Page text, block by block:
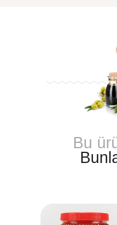
arasında yer alır.
edebilir,
kendinize küçük bir
siz de bu eşsiz lezzeti
şekilde web
Bu